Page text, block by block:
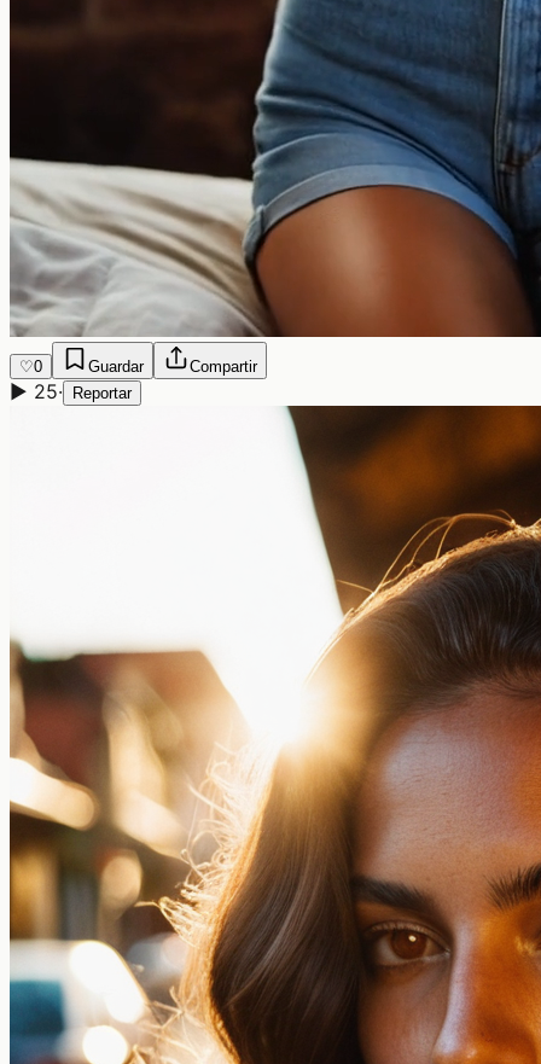
♡0 Guardar Compartir
▶ 25· Reportar